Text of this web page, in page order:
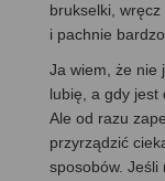
brukselki,
i pachnie
Ja wiem, że nie
lubię, a gdy jest
Ale od razu
przyrządzić
sposobów. Jeśli